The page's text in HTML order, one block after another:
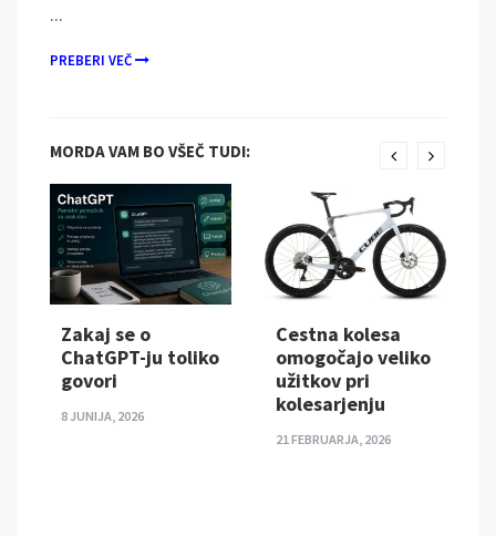
…
PREBERI VEČ
MORDA VAM BO VŠEČ TUDI:
Zakaj se o
ChatGPT-ju toliko
govori
8 JUNIJA, 2026
Cestna kolesa
omogočajo veliko
užitkov pri
kolesarjenju
21 FEBRUARJA, 2026